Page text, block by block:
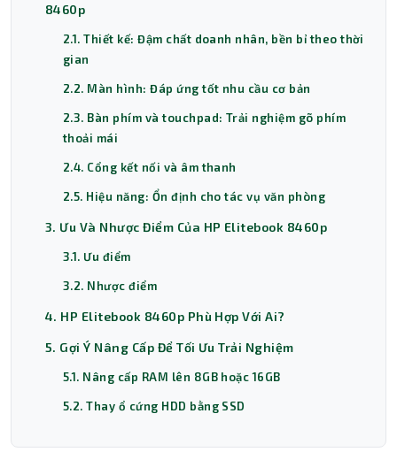
8460p
2.1. Thiết kế: Đậm chất doanh nhân, bền bỉ theo thời
gian
2.2. Màn hình: Đáp ứng tốt nhu cầu cơ bản
2.3. Bàn phím và touchpad: Trải nghiệm gõ phím
thoải mái
2.4. Cổng kết nối và âm thanh
2.5. Hiệu năng: Ổn định cho tác vụ văn phòng
3. Ưu Và Nhược Điểm Của HP Elitebook 8460p
3.1. Ưu điểm
3.2. Nhược điểm
4. HP Elitebook 8460p Phù Hợp Với Ai?
5. Gợi Ý Nâng Cấp Để Tối Ưu Trải Nghiệm
5.1. Nâng cấp RAM lên 8GB hoặc 16GB
5.2. Thay ổ cứng HDD bằng SSD